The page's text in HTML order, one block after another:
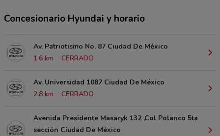
Concesionario Hyundai y horario
Av. Patriotismo No. 87 Ciudad De México
1.6 km
CERRADO
Av. Universidad 1087 Ciudad De México
2.8 km
CERRADO
Avenida Presidente Masaryk 132 ,Col Polanco 5ta
sección Ciudad De México